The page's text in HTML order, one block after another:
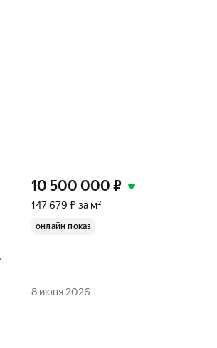
10 500 000 ₽
147 679 ₽ за м²
онлайн показ
8 июня 2026